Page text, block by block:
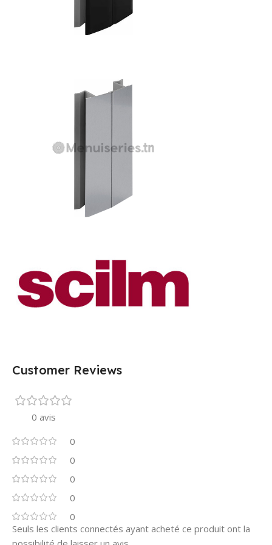
Customer Reviews
0 avis
0
0
0
0
0
Seuls les clients connectés ayant acheté ce produit ont la